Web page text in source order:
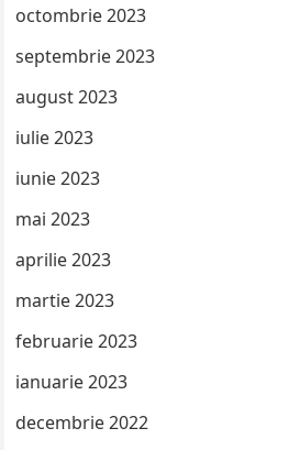
octombrie 2023
septembrie 2023
august 2023
iulie 2023
iunie 2023
mai 2023
aprilie 2023
martie 2023
februarie 2023
ianuarie 2023
decembrie 2022